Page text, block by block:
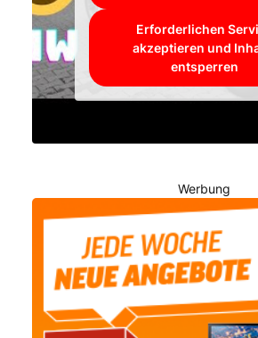
Erforderlichen
akzeptieren und
entsperren
Werbung